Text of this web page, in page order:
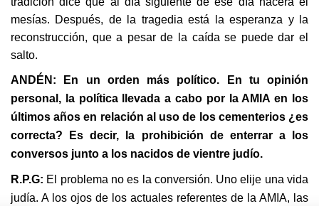
mesías. Después, de la tragedia está la esperanza y la
reconstrucción, que a pesar de la caída se puede dar el
salto.
ANDÉN: En un orden más político. En tu opinión
personal, la política llevada a cabo por la AMIA en los
últimos años en relación al uso de los cementerios ¿es
correcta? Es decir, la prohibición de enterrar a los
conversos junto a los nacidos de vientre judío.
R.P.G: El problema no es la conversión. Uno elije una vida
judía. A los ojos de los actuales referentes de la AMIA, las